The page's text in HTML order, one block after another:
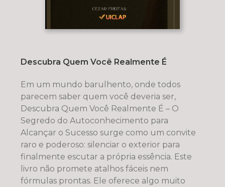
Descubra Quem Você Realmente É
Em um mundo barulhento, onde todos
parecem saber quem você deveria ser,
Descubra Quem Você Realmente É – O
Segredo do Autoconhecimento para
Alcançar o Sucesso surge como um convite
raro e poderoso: silenciar o exterior para
finalmente escutar a própria essência. Este
livro não promete atalhos fáceis nem
fórmulas prontas. Ele oferece algo muito